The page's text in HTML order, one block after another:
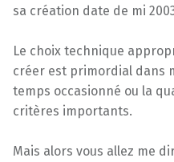
sa création date de mi
Le choix technique
créer est primordial dans
temps occasionné ou la
critères importants.
Mais alors vous allez me